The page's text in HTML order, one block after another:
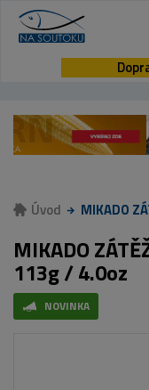
Úvod MIKADO
MIKADO
113g / 4.0oz
NOVINKA